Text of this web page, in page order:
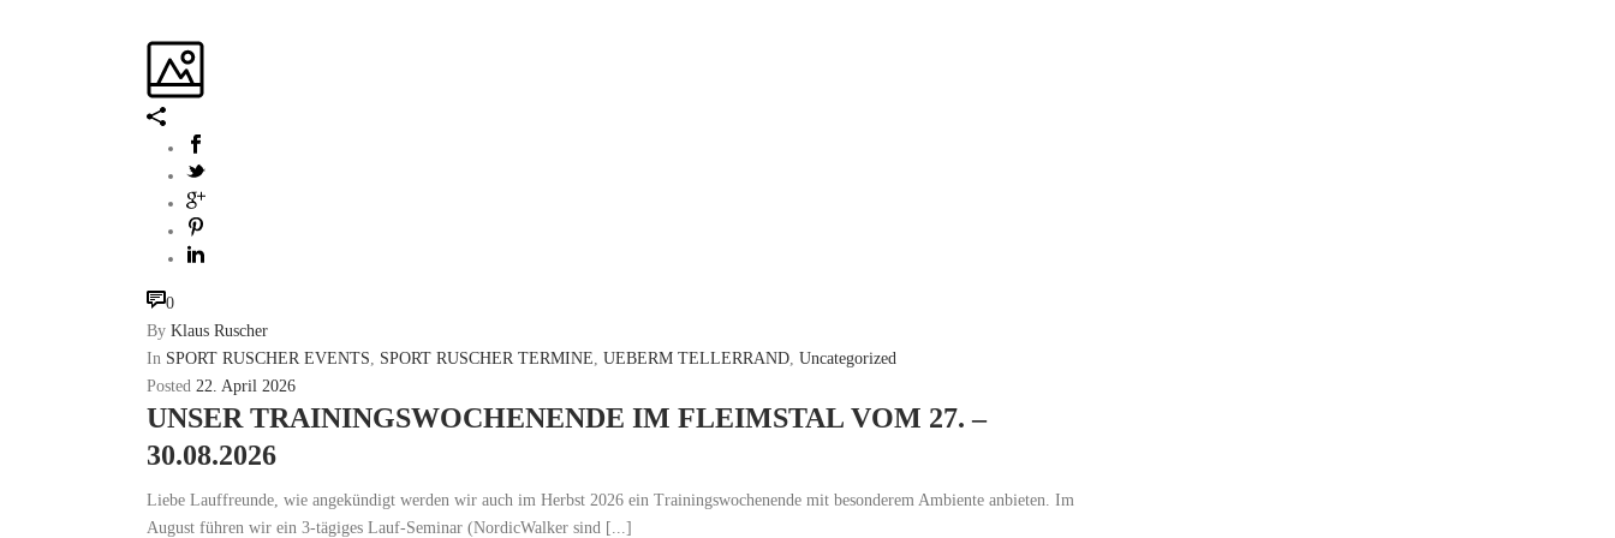
0
By Klaus Ruscher
In SPORT RUSCHER EVENTS, SPORT RUSCHER TERMINE, UEBERM TELLERRAND, Uncategorized
Posted 22. April 2026
UNSER TRAININGSWOCHENENDE IM FLEIMSTAL VOM 27. –
30.08.2026
Liebe Lauffreunde, wie angekündigt werden wir auch im Herbst 2026 ein Trainingswochenende mit besonderem Ambiente anbieten. Im
August führen wir ein 3-tägiges Lauf-Seminar (NordicWalker sind [...]